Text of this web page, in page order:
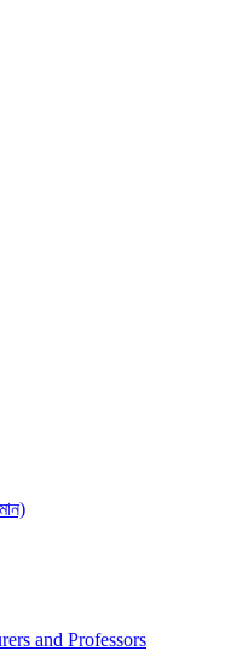
and Professors